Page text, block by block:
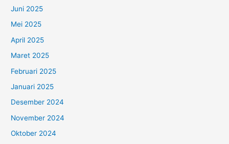
Juni 2025
Mei 2025
April 2025
Maret 2025
Februari 2025
Januari 2025
Desember 2024
November 2024
Oktober 2024